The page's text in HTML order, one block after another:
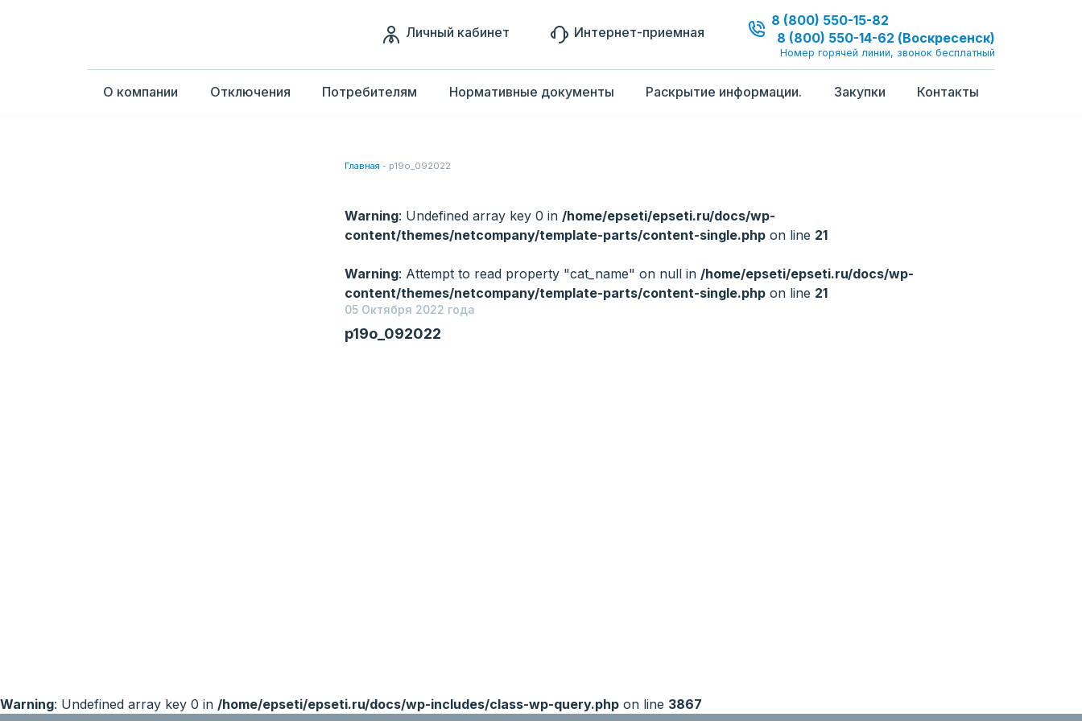
Личный кабинет Интернет-приемная
8 (800) 550-15-82
8 (800) 550-14-62 (Воскресенск)
Номер горячей линии, звонок бесплатный
О компании Отключения Потребителям Нормативные документы Раскрытие информации. Закупки Контакты
Главная - p19o_092022
Warning: Undefined array key 0 in /home/epseti/epseti.ru/docs/wp-
content/themes/netcompany/template-parts/content-single.php on line 21
Warning: Attempt to read property "cat_name" on null in /home/epseti/epseti.ru/docs/wp-
content/themes/netcompany/template-parts/content-single.php on line 21
05 Октября 2022 года
p19o_092022
Warning: Undefined array key 0 in /home/epseti/epseti.ru/docs/wp-includes/class-wp-query.php on line 3867